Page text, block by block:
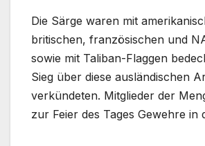
Die Särge waren mit
britischen, französischen und
sowie mit Taliban-Flaggen
Sieg über diese ausländischen
verkündeten. Mitglieder der
zur Feier des Tages Gewehre in